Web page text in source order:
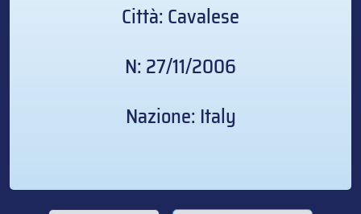
Città: Cavalese
N: 27/11/2006
Nazione: Italy